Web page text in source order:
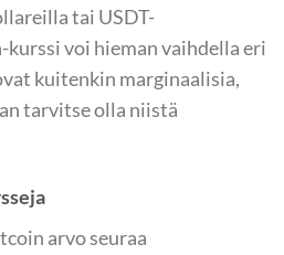
tai USDT-
voi hieman vaihdella eri
kuitenkin marginaalisia,
tarvitse olla niistä
arvo seuraa